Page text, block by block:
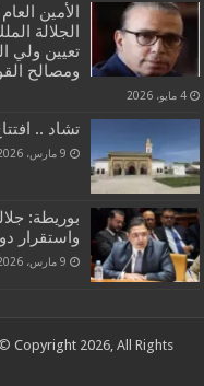
الأمين
الجلالة
تعيين ولي
ومصالح
4 مايو، 2026
تشاد ..
9 مارس، 2026
بوريطة:
واستقرار
9 مارس، 2026
© Copyright 2026, All Rights